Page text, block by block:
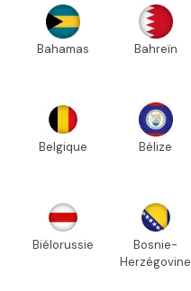
Bahamas Bahreïn
Belgique Bélize
Biélorussie
Bosnie-
Herzégovine